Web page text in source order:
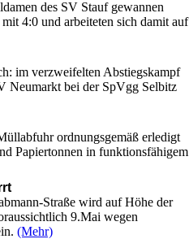
des SV Stauf gewannen
4:0 und arbeiteten sich damit auf
im verzweifelten Abstiegskampf
Neumarkt bei der SpVgg Selbitz
ordnungsgemäß erledigt
Papiertonnen in funktionsfähigem
Straße wird auf Höhe der
9.Mai wegen
(Mehr)